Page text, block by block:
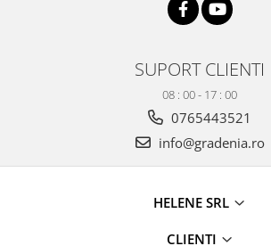
SUPORT CLIENTI
08 : 00 - 17 : 00
0765443521
info@gradenia.ro
HELENE SRL
CLIENTI